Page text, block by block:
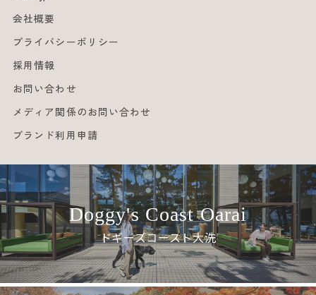
会社概要
プライバシーポリシー
採用情報
お問い合わせ
メディア関係のお問い合わせ
ブランド利用申請
Doggy's Coast Oarai
ドギーズコースト大洗